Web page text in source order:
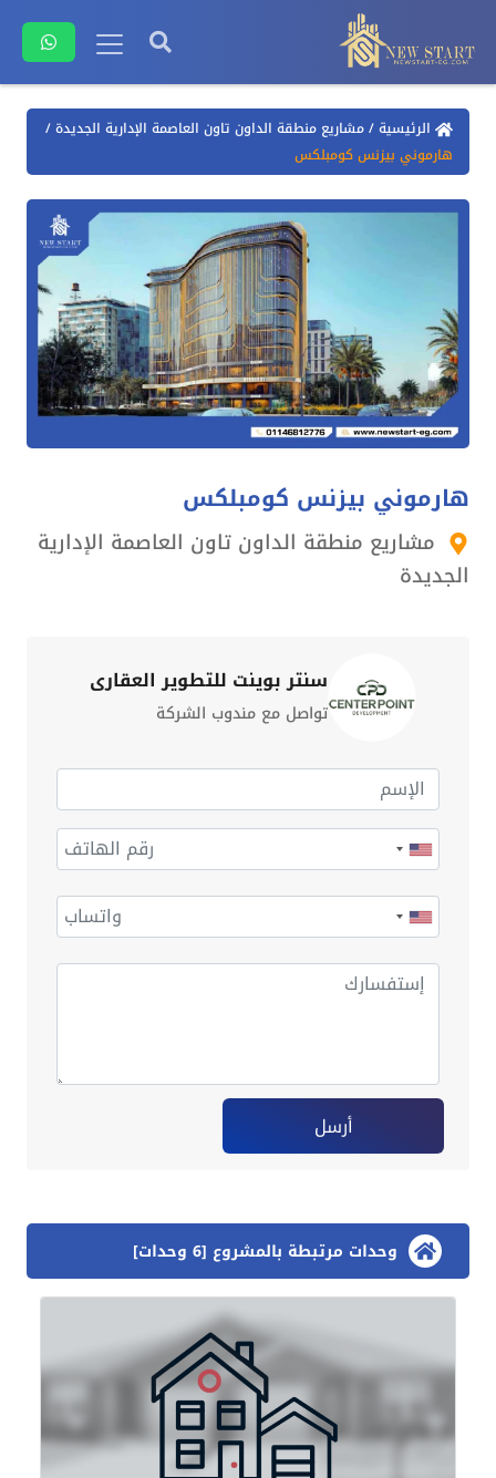
الرئيسية/مشاريع منطقة الداون تاون العاصمة الإدارية الجديدة/
هارموني بيزنس كومبلكس
هارموني بيزنس كومبلكس
مشاريع منطقة الداون تاون العاصمة الإدارية
الجديدة
سنتر بوينت للتطوير العقاري
تواصل مع مندوب الشركة
أرسل
وحدات مرتبطة بالمشروع [6 وحدات]